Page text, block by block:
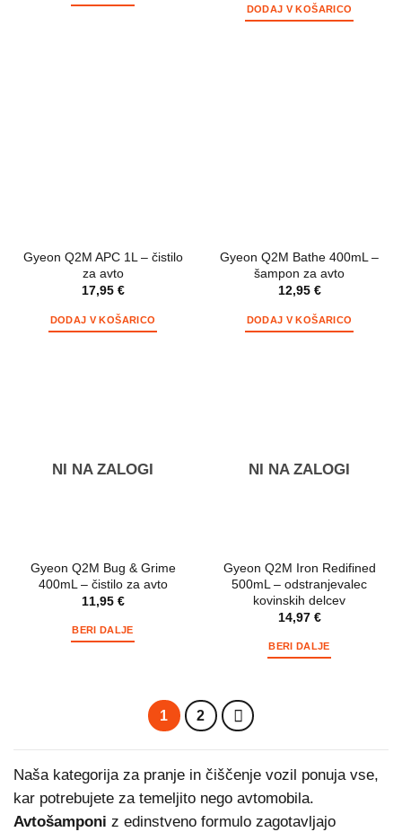
DODAJ V KOŠARICO
Gyeon Q2M APC 1L – čistilo
za avto
17,95 €
DODAJ V KOŠARICO
Gyeon Q2M Bathe 400mL –
šampon za avto
12,95 €
DODAJ V KOŠARICO
NI NA ZALOGI
Gyeon Q2M Bug & Grime
400mL – čistilo za avto
11,95 €
BERI DALJE
NI NA ZALOGI
Gyeon Q2M Iron Redifined
500mL – odstranjevalec
kovinskih delcev
14,97 €
BERI DALJE
1 2
Naša kategorija za pranje in čiščenje vozil ponuja vse,
kar potrebujete za temeljito nego avtomobila.
Avtošamponi z edinstveno formulo zagotavljajo